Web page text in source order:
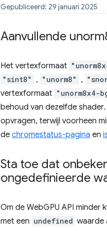
Gepubliceerd: 29 januari 2025
Aanvullende
Het vertexformaat
"sint8" , "unorm8" ,
vertexformaat "unorm8x4-
behoud van dezelfde
opvragen, terwijl voorheen
de chromestatus-pagina en
Sta toe dat
ongedefinieerde
Om de WebGPU API minder
met een undefined waarde